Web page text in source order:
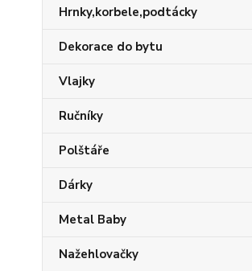
Hrnky,korbele,podtácky
Dekorace do bytu
Vlajky
Ručníky
Polštáře
Dárky
Metal Baby
Nažehlovačky